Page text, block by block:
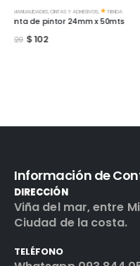
TIENDA
Cola Vinilica Profesional Pegamil
Información de
DIRECCIÓN
Viña del mar, entre
Ciudad de la costa.
TELÉFONO